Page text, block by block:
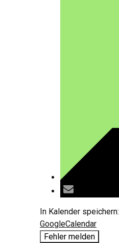
In Kalender speichern:
GoogleCalendar
Fehler melden